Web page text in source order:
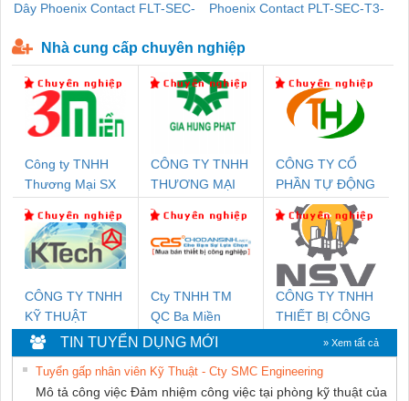
Dây Phoenix Contact FLT-SEC-
Phoenix Contact PLT-SEC-T3-
Nhà cung cấp chuyên nghiệp
Công ty TNHH
Thương Mại SX
CÔNG TY TNHH
THƯƠNG MẠI
THUẬT ĐIỆN CƠ
GIA HƯNG
CÔNG TY CỔ
PHẦN TỰ ĐỘNG
TIẾN HƯNG
CÔNG TY TNHH
KỸ THUẬT
KTECH VIỆT
NAM
Cty TNHH TM
QC Ba Miền
CÔNG TY TNHH
THIẾT BỊ CÔNG
NGHIỆP NIHON
SETSUBI VIỆT
NAM
TIN TUYỂN DỤNG MỚI » Xem tất cả
Tuyển gấp nhân viên Kỹ Thuật - Cty SMC Engineering
Mô tả công việc Đảm nhiệm công việc tại phòng kỹ thuật của